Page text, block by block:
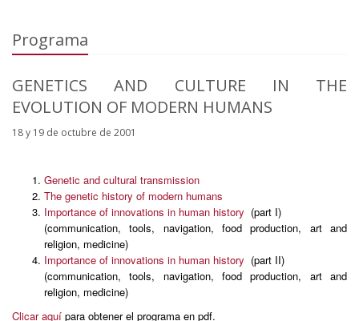
Programa
GENETICS AND CULTURE IN THE
EVOLUTION OF MODERN HUMANS
18 y 19 de octubre de 2001
Genetic and cultural transmission
The genetic history of modern humans
Importance of innovations in human history (part I)
(communication, tools, navigation, food production, art and
religion, medicine)
Importance of innovations in human history (part II)
(communication, tools, navigation, food production, art and
religion, medicine)
Clicar aquí para obtener el programa en pdf.